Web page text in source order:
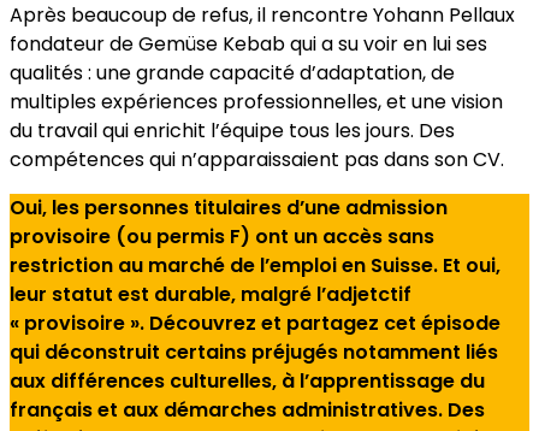
Après beaucoup de refus, il rencontre Yohann Pellaux
fondateur de Gemüse Kebab qui a su voir en lui ses
qualités : une grande capacité d’adaptation, de
multiples expériences professionnelles, et une vision
du travail qui enrichit l’équipe tous les jours. Des
compétences qui n’apparaissaient pas dans son CV.
Oui, les personnes titulaires d’une admission
provisoire (ou permis F) ont un accès sans
restriction au marché de l’emploi en Suisse. Et oui,
leur statut est durable, malgré l’adjetctif
« provisoire ». Découvrez et partagez cet épisode
qui déconstruit certains préjugés notamment liés
aux différences culturelles, à l’apprentissage du
français et aux démarches administratives. Des